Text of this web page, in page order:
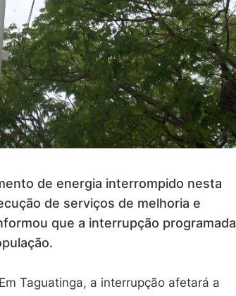
de energia interrompido nesta
de serviços de melhoria e
que a interrupção programada
Taguatinga, a interrupção afetará a